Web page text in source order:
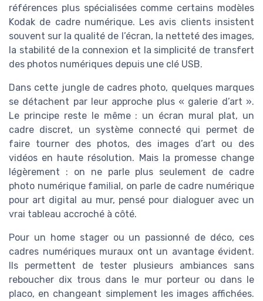
références plus spécialisées comme certains modèles
Kodak de cadre numérique. Les avis clients insistent
souvent sur la qualité de l’écran, la netteté des images,
la stabilité de la connexion et la simplicité de transfert
des photos numériques depuis une clé USB.
Dans cette jungle de cadres photo, quelques marques
se détachent par leur approche plus « galerie d’art ».
Le principe reste le même : un écran mural plat, un
cadre discret, un système connecté qui permet de
faire tourner des photos, des images d’art ou des
vidéos en haute résolution. Mais la promesse change
légèrement : on ne parle plus seulement de cadre
photo numérique familial, on parle de cadre numérique
pour art digital au mur, pensé pour dialoguer avec un
vrai tableau accroché à côté.
Pour un home stager ou un passionné de déco, ces
cadres numériques muraux ont un avantage évident.
Ils permettent de tester plusieurs ambiances sans
reboucher dix trous dans le mur porteur ou dans le
placo, en changeant simplement les images affichées.